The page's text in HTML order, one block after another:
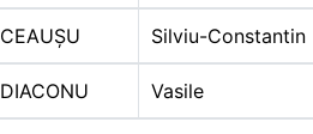
CEAUȘU Silviu-Constantin
DIACONU Vasile